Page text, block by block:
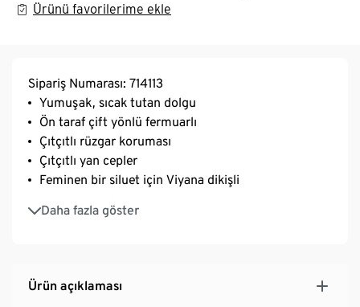
Ürünü favorilerime ekle
Sipariş Numarası: 714113
Yumuşak, sıcak tutan dolgu
Ön taraf çift yönlü fermuarlı
Çıtçıtlı rüzgar koruması
Çıtçıtlı yan cepler
Feminen bir siluet için Viyana dikişli
Daha fazla göster
Elastik kol ağzı
Ürün açıklaması